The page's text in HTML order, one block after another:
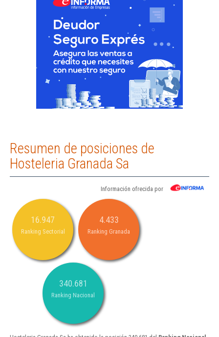
Resumen de posiciones de
Hosteleria Granada Sa
Información ofrecida por
16.947
Ranking Sectorial
4.433
Ranking Granada
340.681
Ranking Nacional